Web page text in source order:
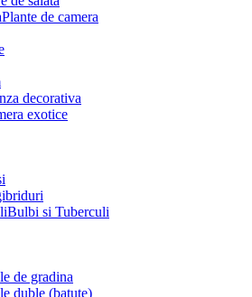
Plante de camera
decorativa
exotice
Bulbi si Tuberculi
de gradina
duble (batute)